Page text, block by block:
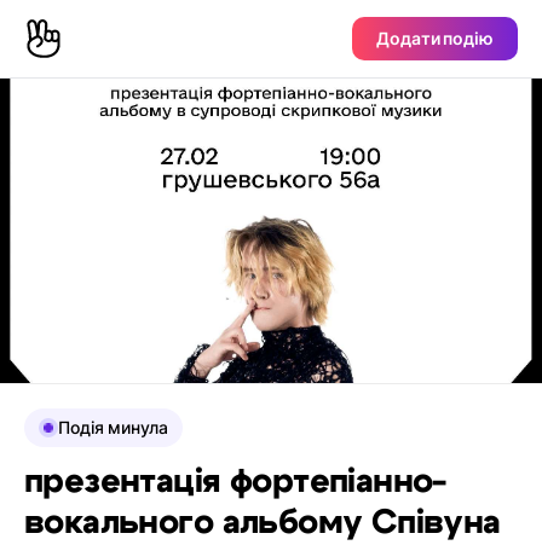
Додати подію
Подія минула
презентація фортепіанно-
вокального альбому Співуна